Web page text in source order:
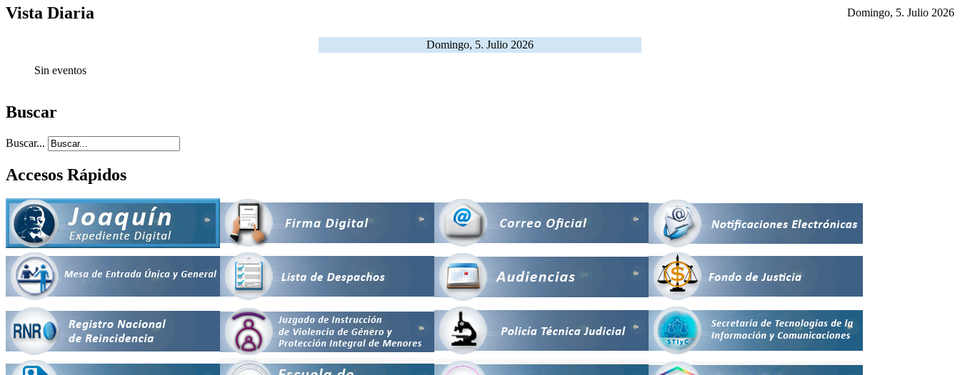
Vista Diaria Domingo, 5. Julio 2026
Domingo, 5. Julio 2026
Sin eventos
Buscar
Buscar...
Accesos Rápidos